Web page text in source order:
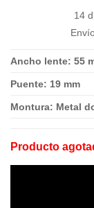
14
Ancho lente: 55
Puente: 19 mm
Montura: Metal
Producto